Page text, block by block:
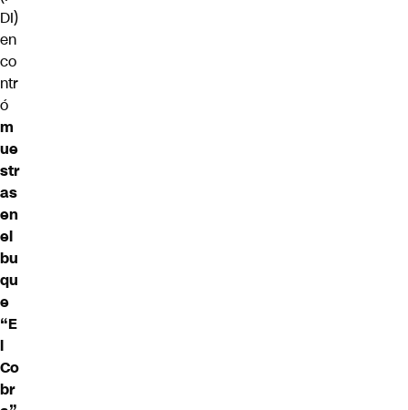
DI)
en
co
ntr
ó
m
ue
str
as
en
el
bu
qu
e
“E
l
Co
br